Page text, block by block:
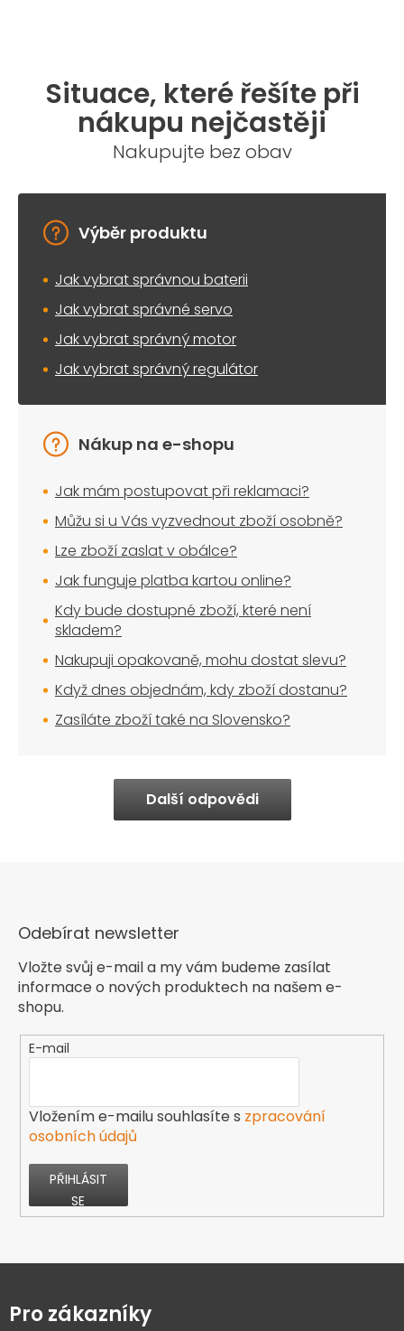
Situace, které řešíte při
nákupu nejčastěji
Nakupujte bez obav
Výběr produktu
Jak vybrat správnou baterii
Jak vybrat správné servo
Jak vybrat správný motor
Jak vybrat správný regulátor
Nákup na e-shopu
Jak mám postupovat při reklamaci?
Můžu si u Vás vyzvednout zboží osobně?
Lze zboží zaslat v obálce?
Jak funguje platba kartou online?
Kdy bude dostupné zboží, které není
skladem?
Nakupuji opakovaně, mohu dostat slevu?
Když dnes objednám, kdy zboží dostanu?
Zasíláte zboží také na Slovensko?
Další odpovědi
Odebírat newsletter
Vložte svůj e-mail a my vám budeme zasílat
informace o nových produktech na našem e-
shopu.
E-mail
Vložením e-mailu souhlasíte s zpracování
osobních údajů
PŘIHLÁSIT
SE
Z
pPro zákazníky